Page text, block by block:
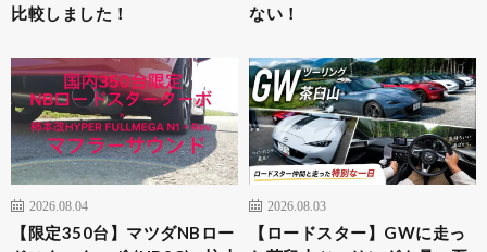
比較しました！
ない！
2026.08.04
​【限定350台】マツダNBロー
2026.08.03
【ロードスター】GWに走っ